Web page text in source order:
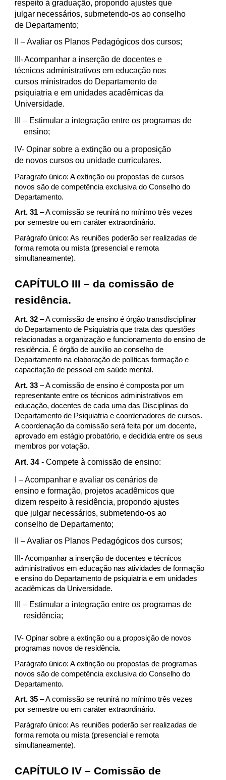
respeito à graduação, propondo ajustes que
julgar necessários, submetendo-os ao conselho
de Departamento;
– Avaliar os Planos Pedagógicos dos cursos;
III-Acompanhar a inserção de docentes e
técnicos administrativos em educação nos
cursos ministrados do Departamento de
psiquiatria e em unidades acadêmicas da
Universidade.
– Estimular a integração entre os programas de
ensino;
IV- Opinar sobre a extinção ou a proposição
de novos cursos ou unidade curriculares.
Paragrafo único: A extinção ou propostas de cursos
novos são de competência exclusiva do Conselho do
Departamento.
Art. 31– A comissão se reunirá no mínimo três vezes
por semestre ou em caráter extraordinário.
Parágrafo único: As reuniões poderão ser realizadas de
forma remota ou mista (presencial e remota
simultaneamente).
CAPÍTULO III – da comissão de
residência.
Art. 32– A comissão de ensino é órgão transdisciplinar
do Departamento de Psiquiatria que trata das questões
relacionadas a organização e funcionamento do ensino de
residência. É órgão de auxílio ao conselho de
Departamento na elaboração de políticas formação e
capacitação de pessoal em saúde mental.
Art. 33– A comissão de ensino é composta por um
representante entre os técnicos administrativos em
educação, docentes de cada uma das Disciplinas do
Departamento de Psiquiatria e coordenadores de cursos.
A coordenação da comissão será feita por um docente,
aprovado em estágio probatório, e decidida entre os seus
membros por votação.
Art. 34- Compete à comissão de ensino:
– Acompanhar e avaliar os cenários de
ensino e formação, projetos acadêmicos que
dizem respeito à residência, propondo ajustes
que julgar necessários, submetendo-os ao
conselho de Departamento;
– Avaliar os Planos Pedagógicos dos cursos;
III- Acompanhar a inserção de docentes e técnicos
administrativos em educação nas atividades de formação
e ensino do Departamento de psiquiatria e em unidades
acadêmicas da Universidade.
– Estimular a integração entre os programas de
residência;
IV- Opinar sobre a extinção ou a proposição de novos
programas novos de residência.
Parágrafo único: A extinção ou propostas de programas
novos são de competência exclusiva do Conselho do
Departamento.
Art. 35– A comissão se reunirá no mínimo três vezes
por semestre ou em caráter extraordinário.
Parágrafo único: As reuniões poderão ser realizadas de
forma remota ou mista (presencial e remota
simultaneamente).
CAPÍTULO IV – Comissão de